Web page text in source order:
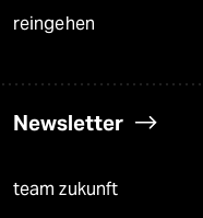
reingehen
Newsletter
team zukunft